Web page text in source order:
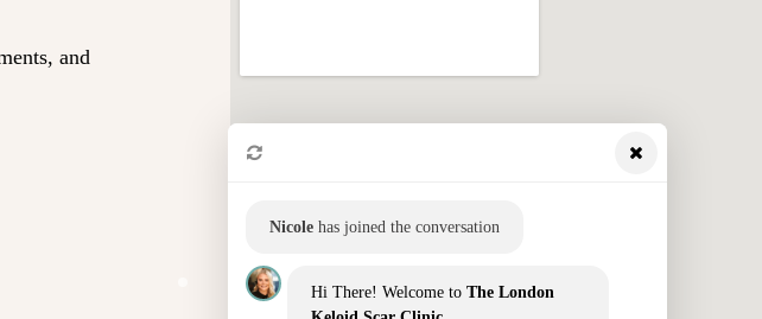
and
Nicole has joined the conversation
Hi There! Welcome to The London